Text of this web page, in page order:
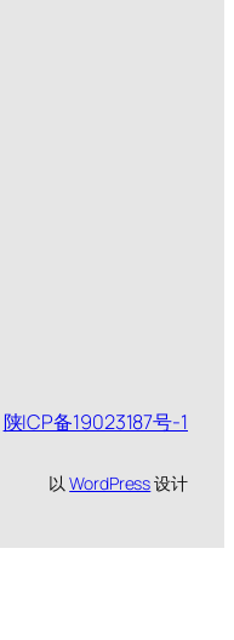
陕ICP备19023187号-1
以WordPress设计